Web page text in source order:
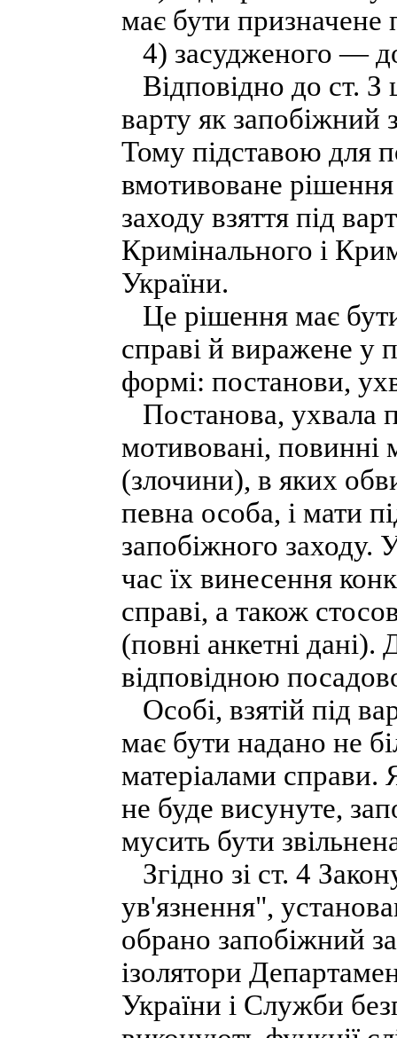
має бути призначене
4) засудженого —
Відповідно до ст. З
варту як запобіжний
Тому підставою для
вмотивоване
заходу взяття під
Кримінального і
України.
Це рішення має
справі й виражене у
формі: постанови,
Постанова, ухвала
мотивовані, повинні
(злочини), в яких
певна особа, і мати
запобіжного заходу.
час їх винесення
справі, а також
(повні анкетні
відповідною
Особі, взятій під
має бути надано не
матеріалами
не буде висунуте,
мусить бути
Згідно зі ст. 4
ув'язнення",
обрано запобіжний
ізолятори
України і Служби